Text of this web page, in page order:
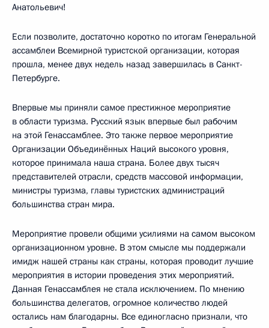
Анатольевич!
Если позволите, достаточно коротко по итогам Генеральной
ассамблеи Всемирной туристской организации, которая
прошла, менее двух недель назад завершилась в Санкт-
Петербурге.
Впервые мы приняли самое престижное мероприятие
в области туризма. Русский язык впервые был рабочим
на этой Генассамблее. Это также первое мероприятие
Организации Объединённых Наций высокого уровня,
которое принимала наша страна. Более двух тысяч
представителей отрасли, средств массовой информации,
министры туризма, главы туристских администраций
большинства стран мира.
Мероприятие провели общими усилиями на самом высоком
организационном уровне. В этом смысле мы поддержали
имидж нашей страны как страны, которая проводит лучшие
мероприятия в истории проведения этих мероприятий.
Данная Генассамблея не стала исключением. По мнению
большинства делегатов, огромное количество людей
остались нам благодарны. Все единогласно признали, что